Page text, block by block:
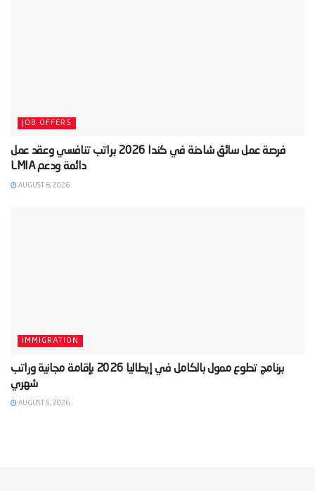
JOB OFFERS
‫فرصة عمل سائق شاحنة في كندا 2026 براتب تنافسي وعقد عمل
دائمة ودعم LMIA‬
AUGUST 6, 2026
IMMIGRATION
‫برنامج تطوع ممول بالكامل في إيطاليا 2026 بإقامة مجانية وراتب
شهري‬
AUGUST 5, 2026